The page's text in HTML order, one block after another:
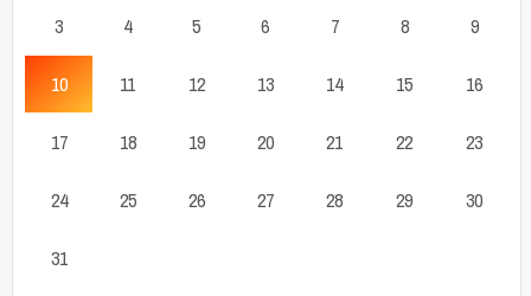
3 4 5 6 7 8 9
10 11 12 13 14 15 16
17 18 19 20 21 22 23
24 25 26 27 28 29 30
31